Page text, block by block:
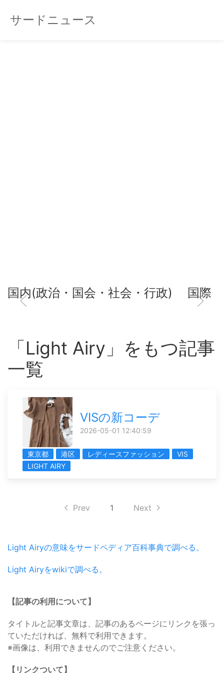
サードニュース
国内(政治・国会・社会・行政) 国際
「Light Airy」をもつ記事
一覧
VISの新コーデ
2026-05-01 12:40:59
東京都 港区 レディースファッション
VIS
LIGHT AIRY
Prev 1 Next
Light Airyの意味をサードペディア百科事典で調べる。
Light Airyをwikiで調べる。
【記事の利用について】
タイトルと記事文章は、記事のあるページにリンクを張っ
ていただければ、無料で利用できます。
※画像は、利用できませんのでご注意ください。
【リンクついて】